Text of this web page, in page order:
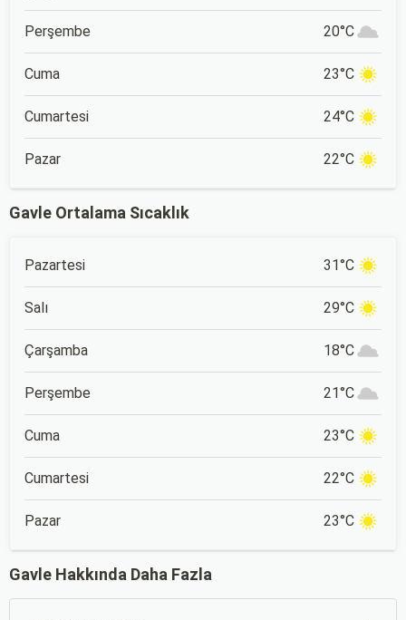
Perşembe 20°C
Cuma 23°C
Cumartesi 24°C
Pazar 22°C
Gavle Ortalama Sıcaklık
Pazartesi 31°C
Salı 29°C
Çarşamba 18°C
Perşembe 21°C
Cuma 23°C
Cumartesi 22°C
Pazar 23°C
Gavle Hakkında Daha Fazla